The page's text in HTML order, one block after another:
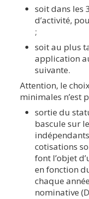
soit dans les
d’activité,
;
soit au plus
application
suivante.
Attention, le
minimales n’est
sortie du
bascule sur
cotisations
font l’objet
en fonction
chaque
nominative